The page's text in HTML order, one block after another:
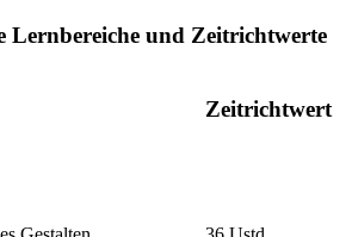
Lernbereiche und Zeitrichtwerte
Zeitrichtwert